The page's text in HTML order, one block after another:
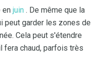
en juin . De même que la
peut garder les zones de
Cela peut s'étendre
fera chaud, parfois très